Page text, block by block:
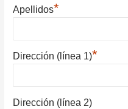
Apellidos*
Dirección (línea 1)*
Dirección (línea 2)